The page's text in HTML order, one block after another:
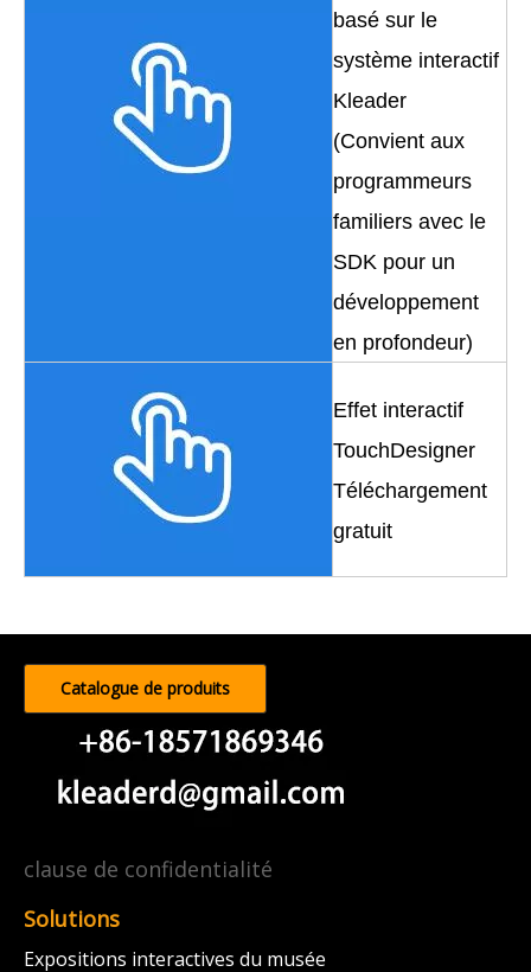
basé sur le
système interactif
Kleader
(Convient aux
programmeurs
familiers avec le
SDK pour un
développement
en profondeur)
Effet interactif
TouchDesigner
Téléchargement
gratuit
Catalogue de produits
clause de confidentialité
Solutions
Expositions interactives du musée